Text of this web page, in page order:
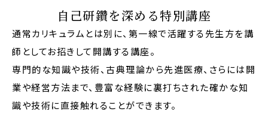
自己研鑽を深める特別講座
通常カリキュラムとは別に、第一線で活躍する先生方を講
師としてお招きして開講する講座。
専門的な知識や技術、古典理論から先進医療、さらには開
業や経営方法まで、豊富な経験に裏打ちされた確かな知
識や技術に直接触れることができます。